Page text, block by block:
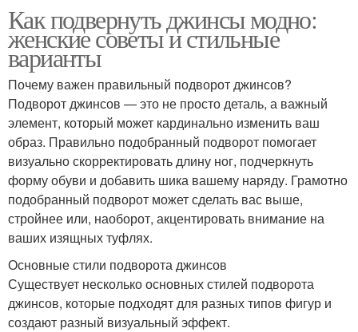
Как подвернуть джинсы модно:
женские советы и стильные
варианты
Почему важен правильный подворот джинсов?
Подворот джинсов — это не просто деталь, а важный
элемент, который может кардинально изменить ваш
образ. Правильно подобранный подворот помогает
визуально скорректировать длину ног, подчеркнуть
форму обуви и добавить шика вашему наряду. Грамотно
подобранный подворот может сделать вас выше,
стройнее или, наоборот, акцентировать внимание на
ваших изящных туфлях.
Основные стили подворота джинсов
Существует несколько основных стилей подворота
джинсов, которые подходят для разных типов фигур и
создают разный визуальный эффект.